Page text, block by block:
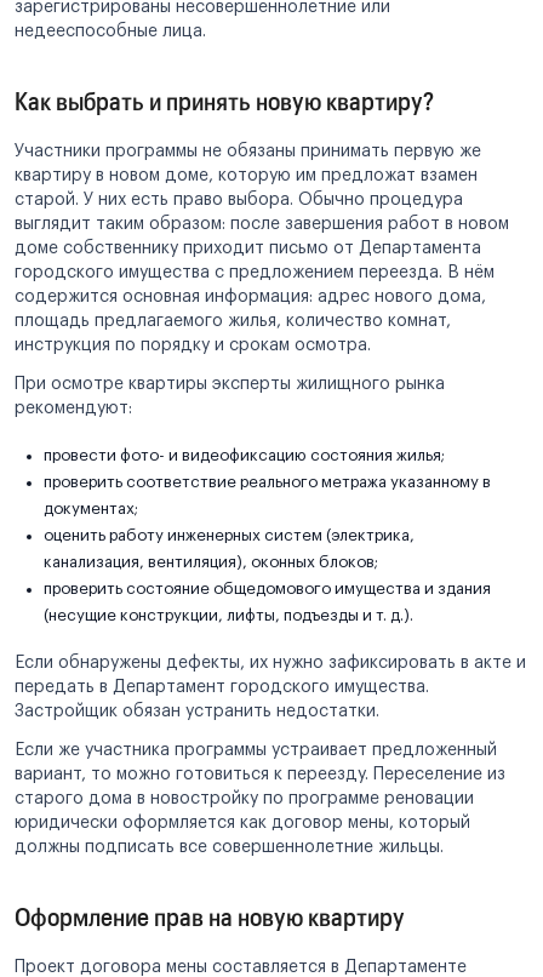
зарегистрированы несовершеннолетние или
недееспособные лица.
Как выбрать и принять новую квартиру?
Участники программы не обязаны принимать первую же
квартиру в новом доме, которую им предложат взамен
старой. У них есть право выбора. Обычно процедура
выглядит таким образом: после завершения работ в новом
доме собственнику приходит письмо от Департамента
городского имущества с предложением переезда. В нём
содержится основная информация: адрес нового дома,
площадь предлагаемого жилья, количество комнат,
инструкция по порядку и срокам осмотра.
При осмотре квартиры эксперты жилищного рынка
рекомендуют:
провести фото- и видеофиксацию состояния жилья;
проверить соответствие реального метража указанному в
документах;
оценить работу инженерных систем (электрика,
канализация, вентиляция), оконных блоков;
проверить состояние общедомового имущества и здания
(несущие конструкции, лифты, подъезды и т. д.).
Если обнаружены дефекты, их нужно зафиксировать в акте и
передать в Департамент городского имущества.
Застройщик обязан устранить недостатки.
Если же участника программы устраивает предложенный
вариант, то можно готовиться к переезду. Переселение из
старого дома в новостройку по программе реновации
юридически оформляется как договор мены, который
должны подписать все совершеннолетние жильцы.
Оформление прав на новую квартиру
Проект договора мены составляется в Департаменте